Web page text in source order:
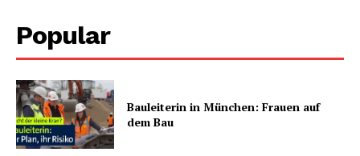
Popular
Bauleiterin in München: Frauen auf
dem Bau